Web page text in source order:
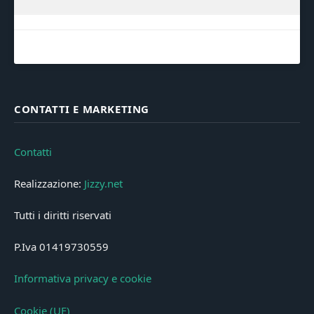
CONTATTI E MARKETING
Contatti
Realizzazione: Jizzy.net
Tutti i diritti riservati
P.Iva 01419730559
Informativa privacy e cookie
Cookie (UE)